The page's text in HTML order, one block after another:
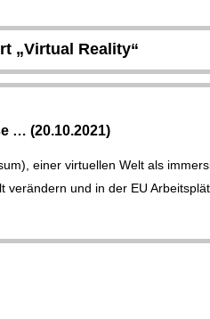
„Virtual Reality“
… (20.10.2021)
einer virtuellen Welt als
verändern und in der EU